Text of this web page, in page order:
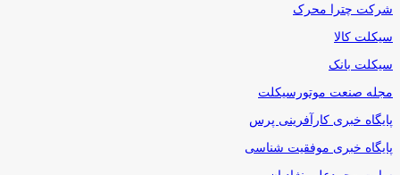
شرکت چترا محرک
سیکلت کالا
سیکلت بانک
مجله صنعت موتورسیکلت
پایگاه خبری کارآفرینی پرس
پایگاه خبری موفقیت شناسی